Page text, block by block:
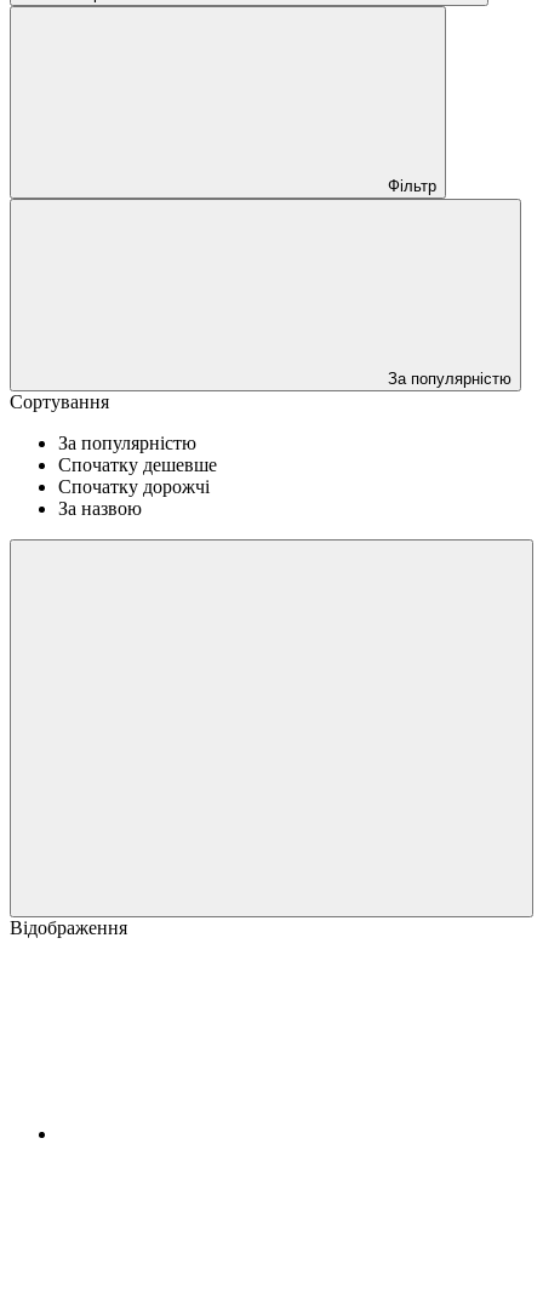
Фільтр
За популярністю
Сортування
За популярністю
Спочатку дешевше
Спочатку дорожчі
За назвою
Відображення